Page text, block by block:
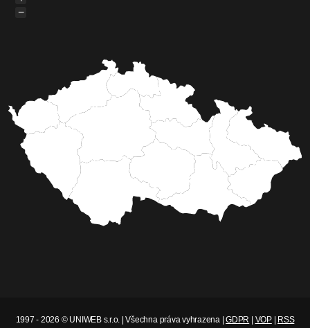
−
1997 - 2026 © UNIWEB s.r.o. | Všechna práva vyhrazena |GDPR | VOP| RSS